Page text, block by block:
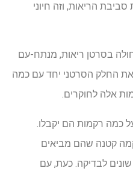
הריאות, וזה חיוני
בסרטן ריאות, מנתח-עם
החלק הסרטני יחד עם כמה
אלה לחוקרים.
כמה רקמות הם יקבלו.
קטנה שהם מביאים
לבדיקה. כעת, עם